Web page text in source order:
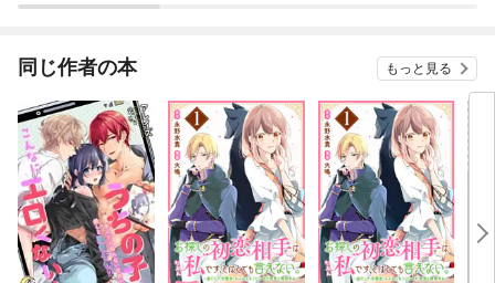
～ 連載版
同じ作者の本 もっと見る